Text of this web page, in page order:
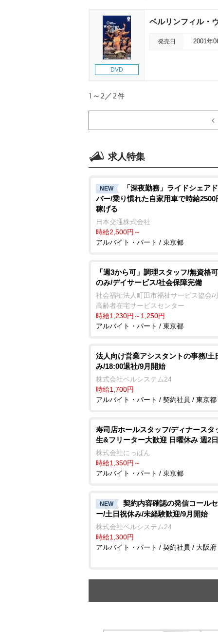
DVD
ベルリンフィル・
発売日 2001年
1～2／2件
求人特集
NEW
「深夜勤務」ライドシェア
バー/乗り慣れた自家用車で時給2500
稼げる
日本交通株式会社
時給2,500円～
アルバイト・パート / 東京都
「週3から可」調理スタッフ/無資格
のみ/デイサービス/社会保障完備
社会福祉法人町田市福祉サービス協会/
高齢者在宅サービスセンター
時給1,230円～1,250円
アルバイト・パート / 東京都
法人向け営業アシスタントの事務/土
み/18:00退社/9月開始
株式会社ベルシステム24
時給1,700円
アルバイト・パート / 契約社員 / 東京都
寿司店ホールスタッフ/ディナースタ
生&フリーター大歓迎 日曜休み 週2
株式会社にっぱん
時給1,350円～
アルバイト・パート / 東京都
NEW
契約内容確認の発信コール
ー/土日祝休み/未経験歓迎/9月開始
株式会社ベルシステム24
時給1,300円
アルバイト・パート / 契約社員 / 大阪府